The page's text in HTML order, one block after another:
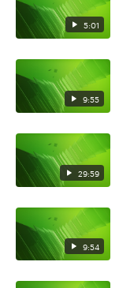
5:01
9:55
29:59
9:54